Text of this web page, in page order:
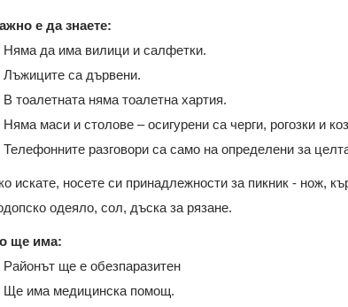
е да знаете:
Няма да има вилици и салфетки.
Лъжиците са дървени.
В тоалетната няма тоалетна хартия.
Няма маси и столове – осигурени са черги, рогозки и
Телефонните разговори са само на определени за
искате, носете си принадлежности за пикник - нож,
одеяло, сол, дъска за рязане.
ще има:
Районът ще е обезпаразитен
Ще има медицинска помощ.